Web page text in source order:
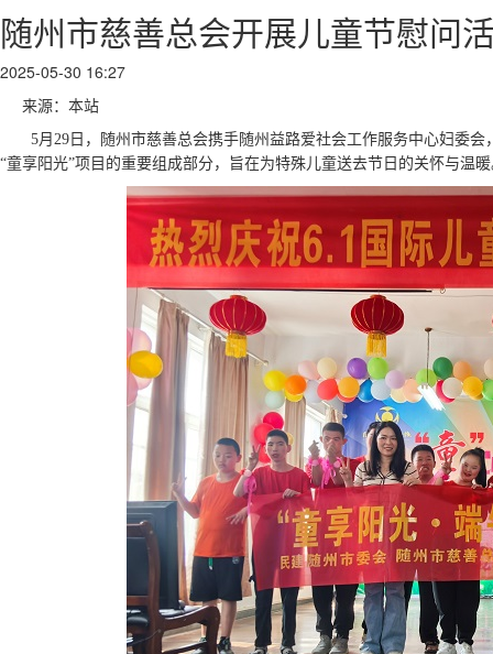
随州市慈善总会开展儿童节慰问
2025-05-30 16:27
来源：本站
5月29日，随州市慈善总会携手随州益路爱社会工作服务中心妇委
“童享阳光”项目的重要组成部分，旨在为特殊儿童送去节日的关怀与温